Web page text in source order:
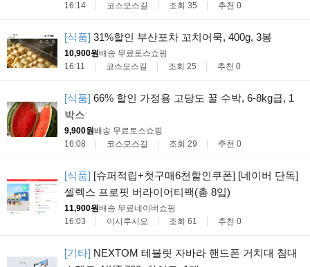
16:14
코스모스길 조회 35 추천 0
[식품] 31%할인 부산포차 꼬치어묵, 400g, 3봉
10,900원배송 무료토스쇼핑
16:11
코스모스길 조회 25 추천 0
[식품] 66% 할인 가정용 고당도 꿀 수박, 6-8kg급, 1
박스
9,900원배송 무료토스쇼핑
16:08
코스모스길 조회 29 추천 0
[식품] [슈퍼적립+첫구매6천할인쿠폰] [네이버 단독]
셀렉스 프로핏 버라이어티팩(총 8입)
11,900원배송 무료네이버쇼핑
16:03
이시루시오 조회 61 추천 0
[기타] NEXTOM 테블릿 자바라 핸드폰 거치대 침대